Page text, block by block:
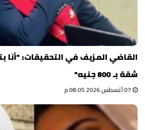
القاضي المزيف في التحقيقات: "أنا
شقة بـ 800 جنيه"